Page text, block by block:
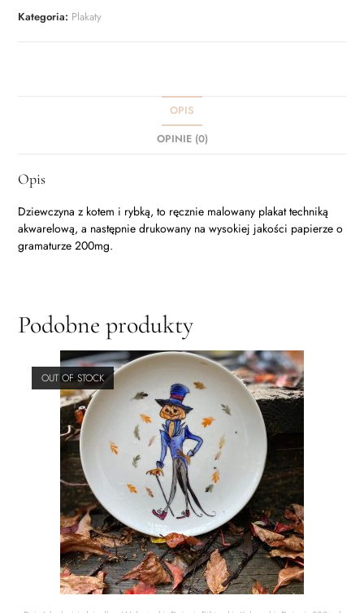
Kategoria: Plakaty
OPIS
OPINIE (0)
Opis
Dziewczyna z kotem i rybką, to ręcznie malowany plakat techniką
akwarelową, a następnie drukowany na wysokiej jakości papierze o
gramaturze 200mg.
Podobne produkty
OUT OF STOCK